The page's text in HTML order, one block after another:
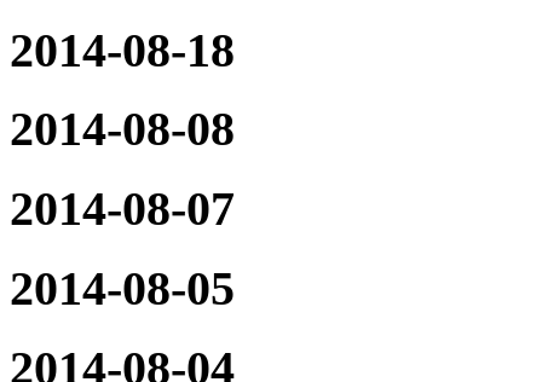
2014-08-18
2014-08-08
2014-08-07
2014-08-05
2014-08-04